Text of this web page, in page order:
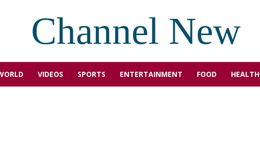
Channel New
VIDEOS SPORTS ENTERTAINMENT FOOD HEALTH